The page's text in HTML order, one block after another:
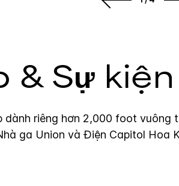
& Sự kiện
dành riêng hơn 2,000 foot vuông
ga Union và Điện Capitol Hoa